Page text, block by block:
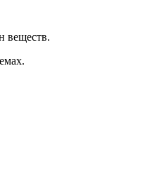
веществ.